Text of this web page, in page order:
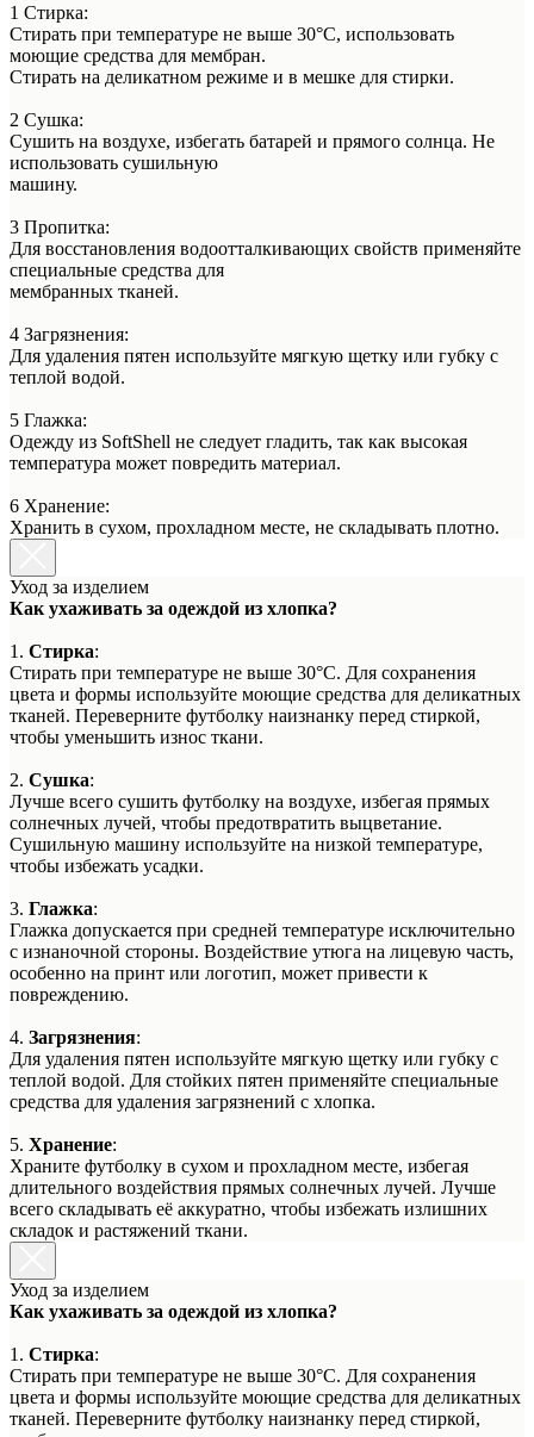
1 Стирка:
Стирать при температуре не выше 30°C, использовать
моющие средства для мембран.
Стирать на деликатном режиме и в мешке для стирки.
2 Сушка:
Сушить на воздухе, избегать батарей и прямого солнца. Не
использовать сушильную
машину.
3 Пропитка:
Для восстановления водоотталкивающих свойств применяйте
специальные средства для
мембранных тканей.
4 Загрязнения:
Для удаления пятен используйте мягкую щетку или губку с
теплой водой.
5 Глажка:
Одежду из SoftShell не следует гладить, так как высокая
температура может повредить материал.
6 Хранение:
Хранить в сухом, прохладном месте, не складывать плотно.
Уход за изделием
Как ухаживать за одеждой из хлопка?
1. Стирка:
Стирать при температуре не выше 30°C. Для сохранения
цвета и формы используйте моющие средства для деликатных
тканей. Переверните футболку наизнанку перед стиркой,
чтобы уменьшить износ ткани.
2. Сушка:
Лучше всего сушить футболку на воздухе, избегая прямых
солнечных лучей, чтобы предотвратить выцветание.
Сушильную машину используйте на низкой температуре,
чтобы избежать усадки.
3. Глажка:
Глажка допускается при средней температуре исключительно
с изнаночной стороны. Воздействие утюга на лицевую часть,
особенно на принт или логотип, может привести к
повреждению.
4. Загрязнения:
Для удаления пятен используйте мягкую щетку или губку с
теплой водой. Для стойких пятен применяйте специальные
средства для удаления загрязнений с хлопка.
5. Хранение:
Храните футболку в сухом и прохладном месте, избегая
длительного воздействия прямых солнечных лучей. Лучше
всего складывать её аккуратно, чтобы избежать излишних
складок и растяжений ткани.
Уход за изделием
Как ухаживать за одеждой из хлопка?
1. Стирка:
Стирать при температуре не выше 30°C. Для сохранения
цвета и формы используйте моющие средства для деликатных
тканей. Переверните футболку наизнанку перед стиркой,